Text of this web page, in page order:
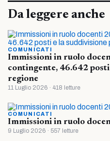
Da leggere anche
COMUNICATI
Immissioni in ruolo
contingente, 46.642
regione
11 Luglio 2026 · 418 letture
COMUNICATI
Immissioni in ruolo
9 Luglio 2026 · 557 letture